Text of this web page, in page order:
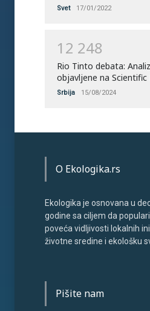
Svet 17/01/2022
1 2 248
Rio Tinto debata:
objavljene na Scientific
Srbija 15/08/2024
O Ekologika.rs
Ekologika je osnovana u
godine sa ciljem da
poveća vidljivosti lokalnih
životne sredine i ekološku
Pišite nam